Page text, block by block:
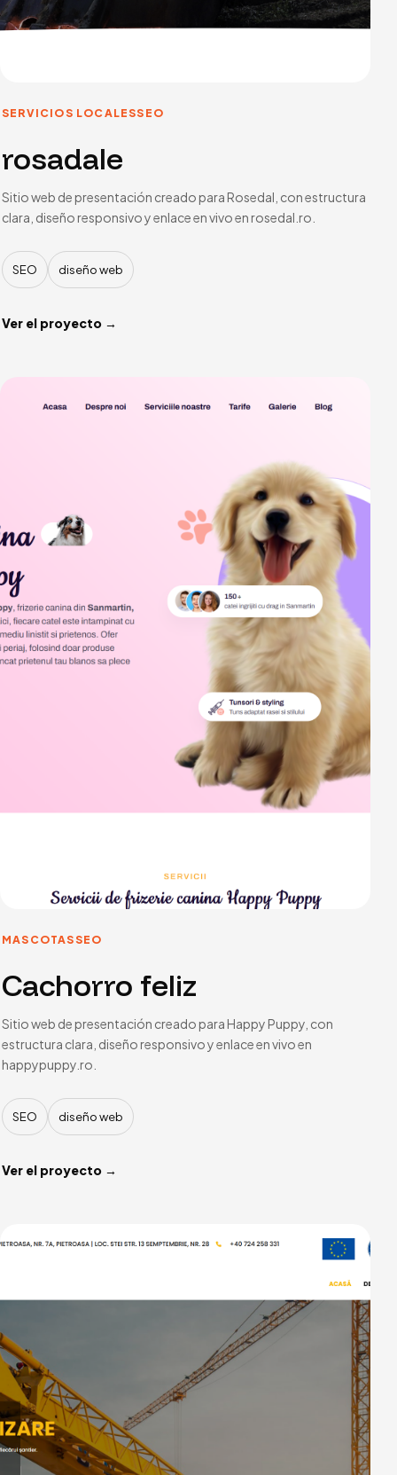
SERVICIOS LOCALESSEO
rosadale
Sitio web de presentación creado para Rosedal, con estructura
clara, diseño responsivo y enlace en vivo en rosedal.ro.
SEO diseño web
Ver el proyecto →
MASCOTASSEO
Cachorro feliz
Sitio web de presentación creado para Happy Puppy, con
estructura clara, diseño responsivo y enlace en vivo en
happypuppy.ro.
SEO diseño web
Ver el proyecto →